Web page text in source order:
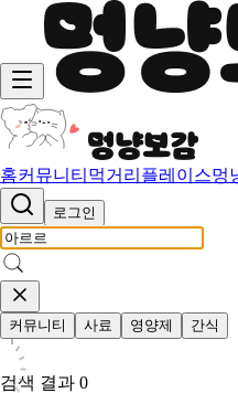
홈커뮤니티 먹거리 플레이스멍
로그인
커뮤니티 사료 영양제 간식
검색 결과 0